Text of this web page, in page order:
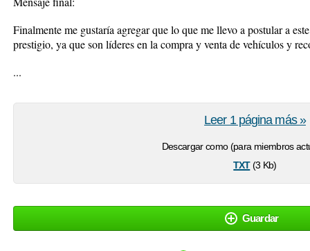
Finalmente me gustaría agregar que lo que me llevo a postular a
prestigio, ya que son líderes en la compra y venta de vehículos y
...
Descargar como (para miembros
txt(3 Kb)
Leer 1 página más »
Guardar